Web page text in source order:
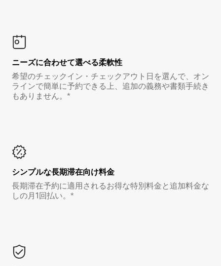
ニーズに合わせて選べる柔軟性
希望のチェックイン・チェックアウト日を選んで、オン
ラインで簡単に予約できる上、追加の義務や書類手続き
もありません。*
シンプルな長期滞在向け料金
長期滞在予約に適用されるお得な特別料金と追加料金な
しの月1回払い。*